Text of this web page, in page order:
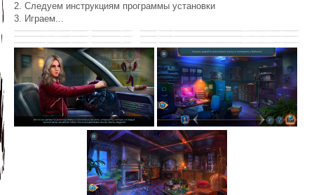
2. Следуем инструкциям программы установки
3. Играем...